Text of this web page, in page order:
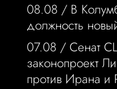
08.08 / В
должность
07.08 / Сенат
законопроект
против Ирана и